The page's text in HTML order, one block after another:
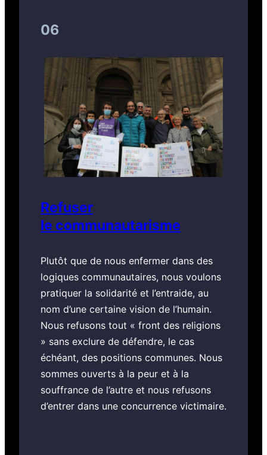
06
Refuser
le communautarisme
Plutôt que de nous enfermer dans des
logiques communautaires, nous voulons
pratiquer la solidarité et l’entraide, au
nom d’une certaine vision de l’humain.
Nous refusons tout « front des religions
» sans exclure de défendre, le cas
échéant, des positions communes. Nous
sommes ouverts à la peur et à la
souffrance de l’autre et nous refusons
d’entrer dans une concurrence victimaire.